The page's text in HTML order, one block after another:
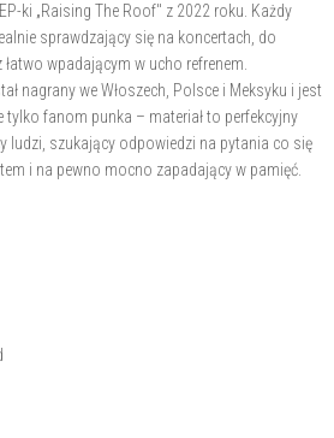
ki „Raising The Roof" z 2022 roku. Każdy
sprawdzający się na koncertach, do
wpadającym w ucho refrenem.
nagrany we Włoszech, Polsce i Meksyku i jest
fanom punka – materiał to perfekcyjny
ludzi, szukający odpowiedzi na pytania co się
i na pewno mocno zapadający w pamięć.